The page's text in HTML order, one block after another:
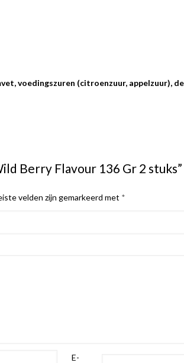
voedingszuren (citroenzuur, appelzuur),
Berry Flavour 136 Gr 2
velden zijn gemarkeerd met *
E-